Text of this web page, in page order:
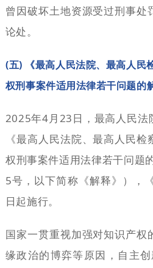
曾因破坏土地资源受过刑事处
论处。
(五) 《最高人民法院、最高人民
权刑事案件适用法律若干问题的
2025年4月23日，最高人民法
《最高人民法院、最高人民
权刑事案件适用法律若干问题
5号，以下简称《解释》），
日起施行。
国家一贯重视加强对知识产权
缘政治的博弈等原因，自主